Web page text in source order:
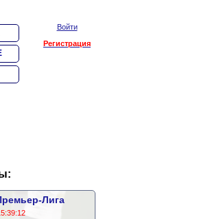
Войти
Регистрация
Лига